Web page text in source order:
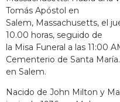
Tomás Apóstol en
Salem, Massachusetts, el
10.00 horas, seguido de
la Misa Funeral a las 11:00
Cementerio de Santa María.
en Salem.
Nacido de John Milton y